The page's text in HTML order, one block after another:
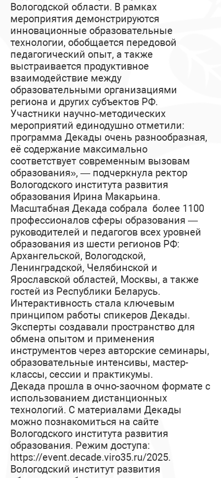
Вологодской области. В рамках
мероприятия демонстрируются
инновационные образовательные
технологии, обобщается передовой
педагогический опыт, а также
выстраивается продуктивное
взаимодействие между
образовательными организациями
региона и других субъектов РФ.
Участники научно‑методических
мероприятий единодушно отметили:
программа Декады очень разнообразная,
её содержание максимально
соответствует современным вызовам
образования», — подчеркнула ректор
Вологодского института развития
образования Ирина Макарьина.
Масштабная Декада собрала более 1100
профессионалов сферы образования —
руководителей и педагогов всех уровней
образования из шести регионов РФ:
Архангельской, Вологодской,
Ленинградской, Челябинской и
Ярославской областей, Москвы, а также
гостей из Республики Беларусь.
Интерактивность стала ключевым
принципом работы спикеров Декады.
Эксперты создавали пространство для
обмена опытом и применения
инструментов через авторские семинары,
образовательные интенсивы, мастер-
классы, сессии и практикумы.
Декада прошла в очно-заочном формате с
использованием дистанционных
технологий. С материалами Декады
можно познакомиться на сайте
Вологодского института развития
образования. Режим доступа:
https://event.decade.viro35.ru/2025.
Вологодский институт развития